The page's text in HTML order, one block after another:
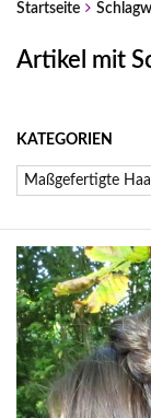
Startseite
Artikel mit
KATEGORIEN